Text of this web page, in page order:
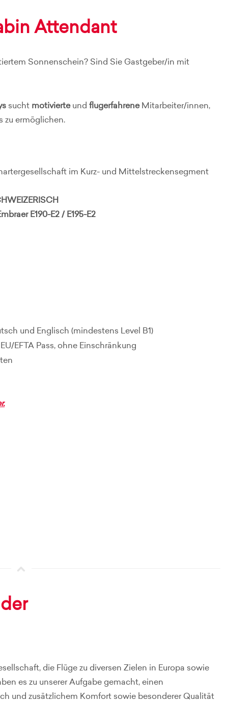
Attendant
Sonnenschein? Sind Sie Gastgeber/in mit
sucht motivierte und flugerfahrene Mitarbeiter/innen,
zu ermöglichen.
im Kurz- und Mittelstreckensegment
E190-E2 / E195-E2
und Englisch (mindestens Level B1)
EFTA Pass, ohne Einschränkung
die Flüge zu diversen Zielen in Europa sowie
es zu unserer Aufgabe gemacht, einen
und zusätzlichem Komfort sowie besonderer Qualität